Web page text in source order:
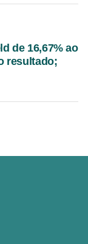
de 16,67% ao
resultado;